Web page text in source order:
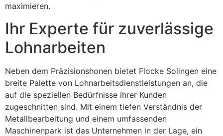
maximieren.
Ihr Experte für zuverlässige
Lohnarbeiten
Neben dem Präzisionshonen bietet Flocke Solingen eine
breite Palette von Lohnarbeitsdienstleistungen an, die
auf die speziellen Bedürfnisse ihrer Kunden
zugeschnitten sind. Mit einem tiefen Verständnis der
Metallbearbeitung und einem umfassenden
Maschinenpark ist das Unternehmen in der Lage, ein